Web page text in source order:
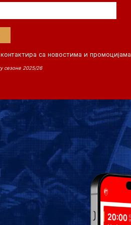
са новостима и промоцијама
сезоне 2025/26